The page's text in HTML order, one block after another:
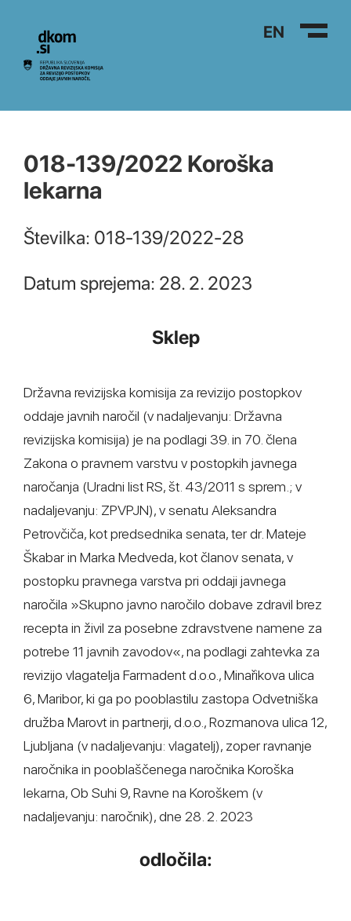
Na vsebino EN
018-139/2022 Koroška
lekarna
Številka: 018-139/2022-28
Datum sprejema: 28. 2. 2023
Sklep
Državna revizijska komisija za revizijo postopkov
oddaje javnih naročil (v nadaljevanju: Državna
revizijska komisija) je na podlagi 39. in 70. člena
Zakona o pravnem varstvu v postopkih javnega
naročanja (Uradni list RS, št. 43/2011 s sprem.; v
nadaljevanju: ZPVPJN), v senatu Aleksandra
Petrovčiča, kot predsednika senata, ter dr. Mateje
Škabar in Marka Medveda, kot članov senata, v
postopku pravnega varstva pri oddaji javnega
naročila »Skupno javno naročilo dobave zdravil brez
recepta in živil za posebne zdravstvene namene za
potrebe 11 javnih zavodov«, na podlagi zahtevka za
revizijo vlagatelja Farmadent d.o.o., Minařikova ulica
6, Maribor, ki ga po pooblastilu zastopa Odvetniška
družba Marovt in partnerji, d.o.o., Rozmanova ulica 12,
Ljubljana (v nadaljevanju: vlagatelj), zoper ravnanje
naročnika in pooblaščenega naročnika Koroška
lekarna, Ob Suhi 9, Ravne na Koroškem (v
nadaljevanju: naročnik), dne 28. 2. 2023
odločila: